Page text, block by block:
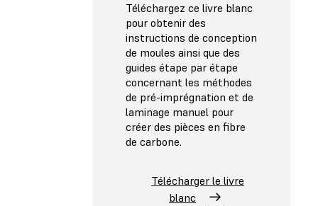
Téléchargez ce livre blanc
pour obtenir des
instructions de conception
de moules ainsi que des
guides étape par étape
concernant les méthodes
de pré-imprégnation et de
laminage manuel pour
créer des pièces en fibre
de carbone.
Télécharger le livre
blanc